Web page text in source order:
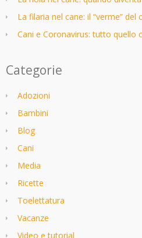
La filaria nel cane: il “verme” del
Cani e Coronavirus: tutto quello
Categorie
Adozioni
Bambini
Blog
Cani
Media
Ricette
Toelettatura
Vacanze
Video e tutorial